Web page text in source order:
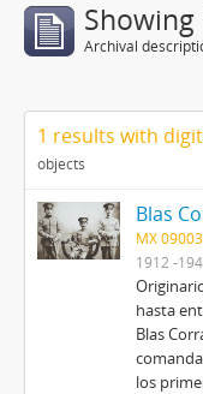
Archival
1 results with
objects
Blas
MX
1912 -
hasta
Blas
los